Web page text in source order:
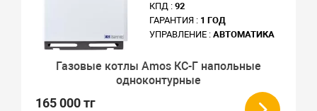
КПД :92
ГАРАНТИЯ : 1 ГОД
УПРАВЛЕНИЕ :АВТОМАТИКА
Газовые котлы Amos КС-Г напольные
одноконтурные
165 000 тг